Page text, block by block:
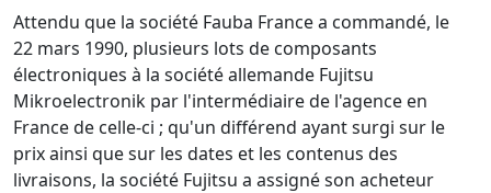
Attendu que la société Fauba France a commandé, le
22 mars 1990, plusieurs lots de composants
électroniques à la société allemande Fujitsu
Mikroelectronik par l'intermédiaire de l'agence en
France de celle-ci ; qu'un différend ayant surgi sur le
prix ainsi que sur les dates et les contenus des
livraisons, la société Fujitsu a assigné son acheteur